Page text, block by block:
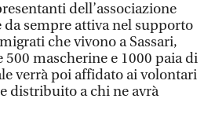
dell’associazione
da sempre attiva nel supporto
che vivono a Sassari,
500 mascherine e 1000 paia di
verrà poi affidato ai volontari
distribuito a chi ne avrà